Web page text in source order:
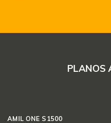
PLANOS
AMIL ONE S1500